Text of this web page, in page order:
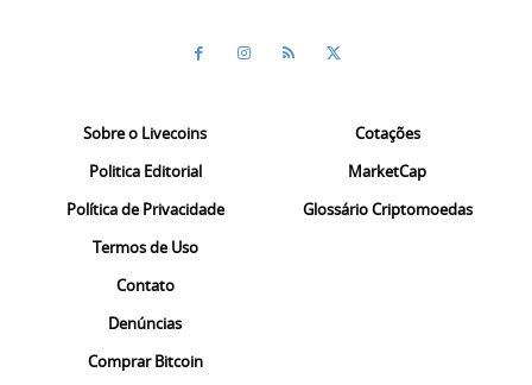
Sobre o Livecoins
Politica Editorial
Política de Privacidade
Termos de Uso
Contato
Denúncias
Comprar Bitcoin
Cotações
MarketCap
Glossário Criptomoedas